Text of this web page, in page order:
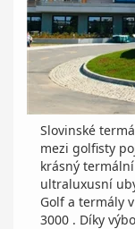
Slovinské
mezi golfisty
krásný
ultraluxusní
Golf a termály
3000 . Díky